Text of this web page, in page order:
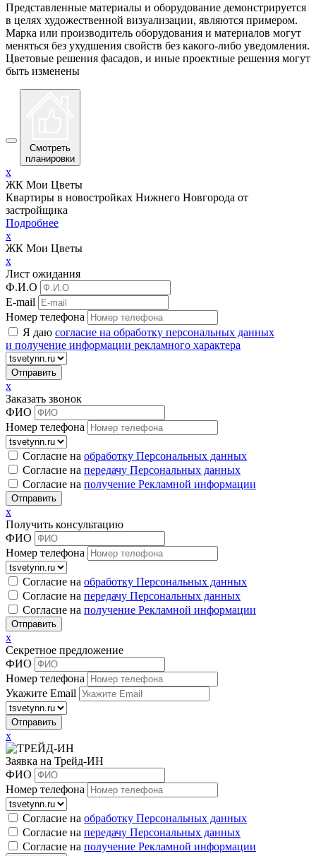
Представленные материалы и оборудование демонстрируется
в целях художественной визуализации, являются примером.
Марка или производитель оборудования и материалов могут
меняться без ухудшения свойств без какого-либо уведомления.
Цветовые решения фасадов, и иные проектные решения могут
быть изменены
Смотреть
планировки
x
ЖК Мои Цветы
Квартиры в новостройках Нижнего Новгорода от
застройщика
Подробнее
x
ЖК Мои Цветы
x
Лист ожидания
Ф.И.О
E-mail
Номер телефона
Я даю согласие на обработку персональных данных
и получение информации рекламного характера
x
Заказать звонок
ФИО
Номер телефона
Согласие на обработку Персональных данных
Согласие на передачу Персональных данных
Согласие на получение Рекламной информации
x
Получить консультацию
ФИО
Номер телефона
Согласие на обработку Персональных данных
Согласие на передачу Персональных данных
Согласие на получение Рекламной информации
x
Секретное предложение
ФИО
Номер телефона
Укажите Email
x
Заявка на Трейд-ИН
ФИО
Номер телефона
Согласие на обработку Персональных данных
Согласие на передачу Персональных данных
Согласие на получение Рекламной информации